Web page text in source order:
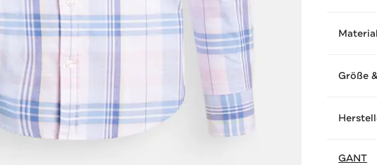
Größe
GANT